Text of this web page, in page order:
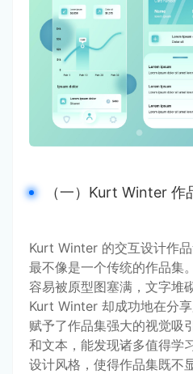
（一）Kurt Winter 作
Kurt Winter 的交互设计作
最不像是一个传统的作品集
容易被原型图塞满，文字堆
Kurt Winter 却成功地在分
赋予了作品集强大的视觉吸
和文本，能发现诸多值得学
设计风格，使得作品集既不